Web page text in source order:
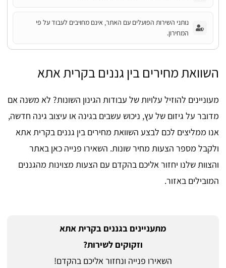
נותני השירות הפועלים עם האתר, אינם מחויבים לעבוד על פי
המחירון.
השוואת מחירים בין גננים בקרית אתא
מעוניינים להוזיל עלויות של עבודות הגינון השונות? לא משנה אם
מדובר על גיזום של עץ, ניכוש עשבים בגינה או עיצוב גינה חדשה,
אנו ממליצים לכם לבצע השוואת מחירים בין גננים בקרית אתא
ולקבל מספר הצעות מחיר שונות. השאירו פנייה כאן באתר
והצוות שלנו יחזור אליכם בהקדם עם הצעות מצוינות מהגננים
המובילים באזור.
מתעניינים בגננים בקרית אתא
וזקוקים לשירות?
השאירו פנייה ונחזור אליכם בהקדם!